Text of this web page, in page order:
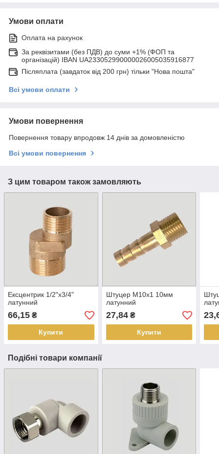
Умови оплати
Оплата на рахунок
За реквізитами (без ПДВ) до суми +1% (ФОП та
організацій) IBAN UA233052990000026005035916877
Післяплата (завдаток від 200 грн) тільки "Нова пошта"
Всі умови оплати
Умови повернення
Повернення товару впродовж 14 днів за домовленістю
Всі умови повернення
З цим товаром також замовляють
Ексцентрик 1/2"х3/4"
латунний
66,15 ₴
Купити
Штуцер М10х1 10мм
латунний
27,84₴
Купити
Подібні товари компанії